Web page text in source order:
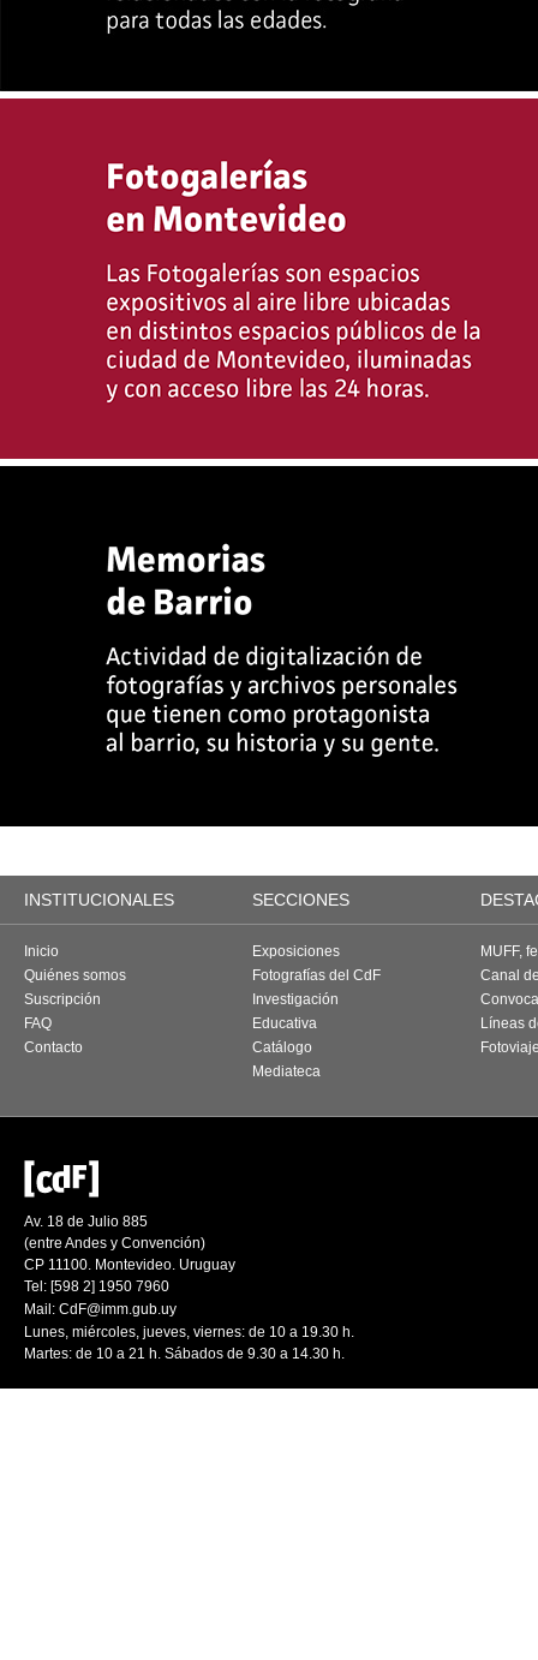
INSTITUCIONALES SECCIONES
Inicio
Quiénes somos
Suscripción
FAQ
Contacto
Exposiciones
Fotografías del CdF
Investigación
Educativa
Catálogo
Mediateca
MUFF,
Canal
Líneas
Av. 18 de Julio 885
(entre Andes y Convención)
CP 11100. Montevideo. Uruguay
Tel: [598 2] 1950 7960
Mail: CdF@imm.gub.uy
Lunes, miércoles, jueves, viernes: de 10 a 19.30 h.
Martes: de 10 a 21 h. Sábados de 9.30 a 14.30 h.